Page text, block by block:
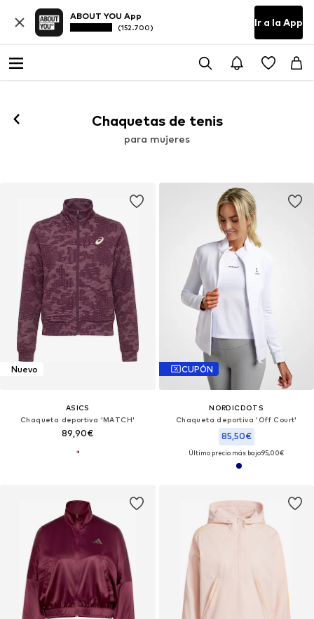
ABOUT YOU App
(152.700) Ir a la App
Chaquetas de tenis
para mujeres
Nuevo
ASICS
Chaqueta deportiva 'MATCH'
89,90€
CUPÓN
NORDICDOTS
Chaqueta deportiva 'Off Court'
85,50€
Último precio más bajo:95,00€